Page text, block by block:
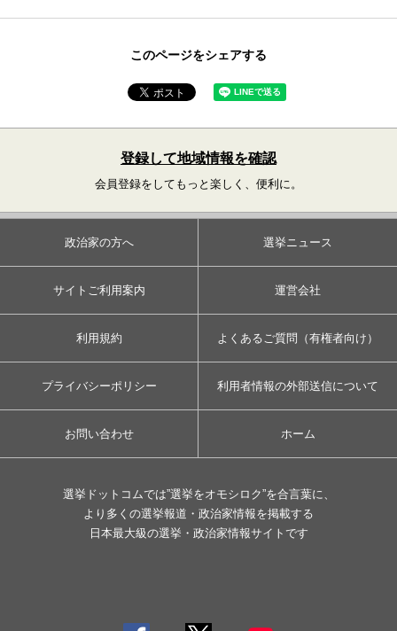
このページをシェアする
登録して地域情報を確認
会員登録をしてもっと楽しく、便利に。
政治家の方へ 選挙ニュース
サイトご利用案内 運営会社
利用規約 よくあるご質問（有権者向け）
プライバシーポリシー 利用者情報の外部送信について
お問い合わせ ホーム
選挙ドットコムでは”選挙をオモシロク”を合言葉に、
より多くの選挙報道・政治家情報を掲載する
日本最大級の選挙・政治家情報サイトです